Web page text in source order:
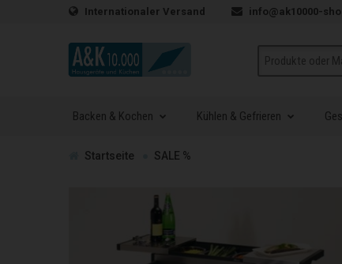
Zum Inhalt springen
Internationaler Versand info@ak10000-
Suche
Backen & Kochen Kühlen & Gefrieren
Zur
Startseite SALE %